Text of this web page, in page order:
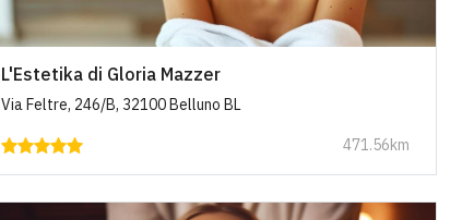
L'Estetika di Gloria Mazzer
Via Feltre, 246/B, 32100 Belluno BL
471.56km